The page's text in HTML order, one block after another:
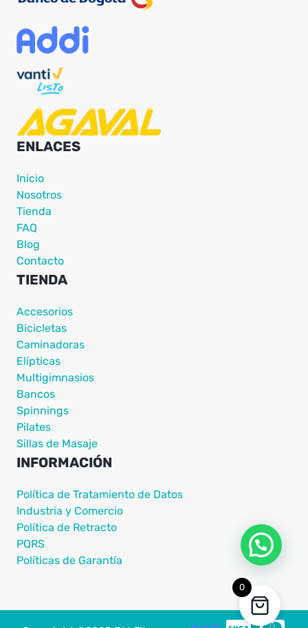
0
ENLACES
Inicio
Nosotros
Tienda
FAQ
Blog
Contacto
TIENDA
Accesorios
Bicicletas
Caminadoras
Elípticas
Multigimnasios
Bancos
Spinnings
Pilates
Sillas de Masaje
INFORMACIÓN
Política de Tratamiento de Datos
Industria y Comercio
Política de Retracto
PQRS
Políticas de Garantía